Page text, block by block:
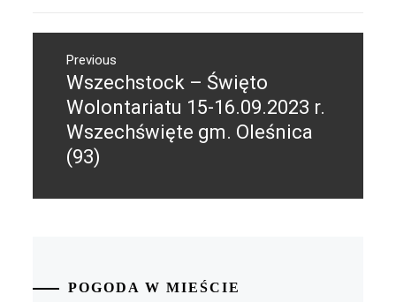
wpisuPrevious
Previous
post:
Wszechstock – Święto
Wolontariatu 15-16.09.2023 r.
Wszechświęte gm. Oleśnica
(93)
POGODA W MIEŚCIE